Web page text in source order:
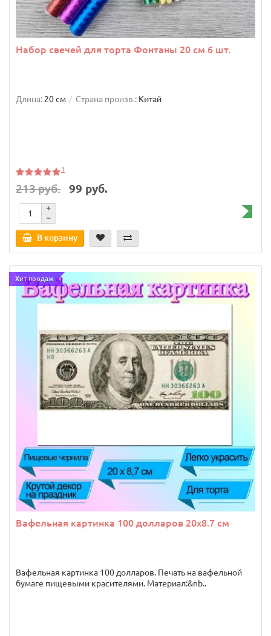
Набор свечей для торта Фонтаны 20 см 6 шт.
Длина: 20 см Страна произв.: Китай
1
213 руб. 99 руб.
В корзину
Хит продаж
Вафельная картинка 100 долларов 20х8.7 см
Вафельная картинка 100 долларов. Печать на вафельной
бумаге пищевыми красителями. Материал:&nb..